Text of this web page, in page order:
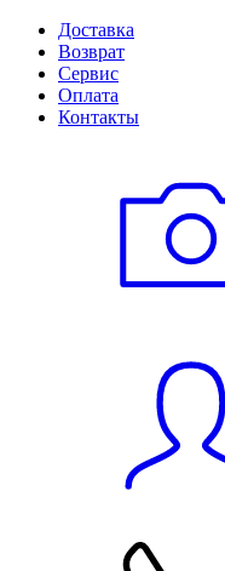
Доставка
Возврат
Сервис
Оплата
Контакты